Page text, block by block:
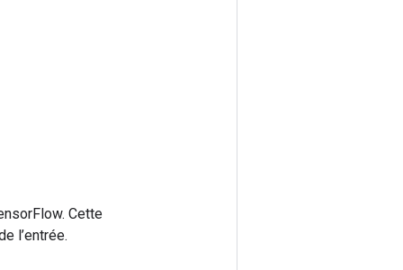
Cette
l’entrée.